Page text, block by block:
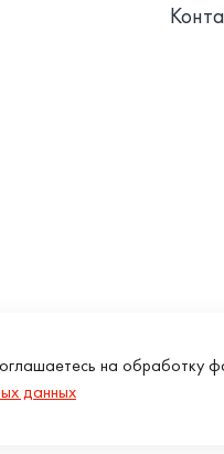
© 2026 Miska.ru, All right
на обработку
данных